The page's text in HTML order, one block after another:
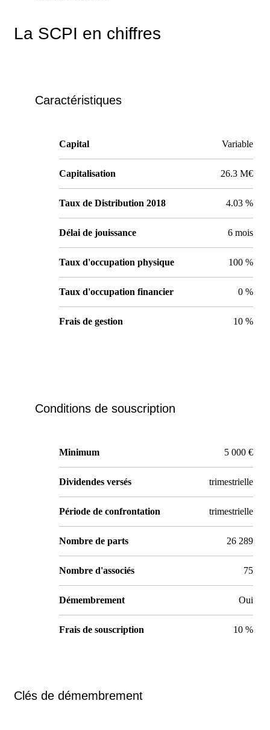
La SCPI en chiffres
Caractéristiques
Capital Variable
Capitalisation 26.3 M€
Taux de Distribution 2018 4.03 %
Délai de jouissance 6 mois
Taux d'occupation physique 100 %
Taux d'occupation financier 0 %
Frais de gestion 10 %
Conditions de souscription
Minimum 5 000 €
Dividendes versés trimestrielle
Période de confrontation trimestrielle
Nombre de parts 26 289
Nombre d'associés 75
Démembrement Oui
Frais de souscription 10 %
Clés de démembrement